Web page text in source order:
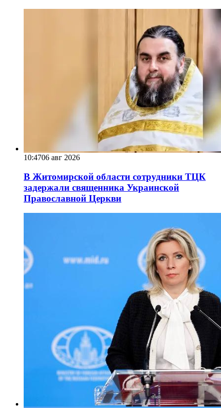
10:4706 авг 2026
В Житомирской области сотрудники ТЦК
задержали священника Украинской
Православной Церкви